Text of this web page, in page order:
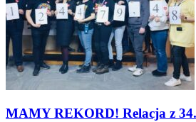
MAMY REKORD! Relacja z